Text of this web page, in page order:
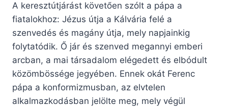
A keresztútjárást követően szólt a pápa a
fiatalokhoz: Jézus útja a Kálvária felé a
szenvedés és magány útja, mely napjainkig
folytatódik. Ő jár és szenved megannyi emberi
arcban, a mai társadalom elégedett és elbódult
közömbössége jegyében. Ennek okát Ferenc
pápa a konformizmusban, az elvtelen
alkalmazkodásban jelölte meg, mely végül